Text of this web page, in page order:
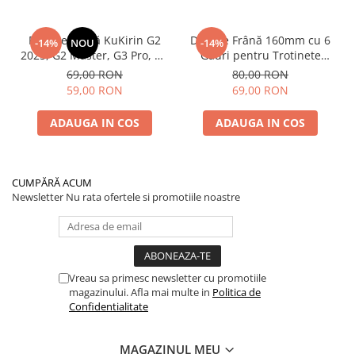
-14% NOU
Plăcuțe Frână KuKirin G2
2025, G2 Master, G3 Pro, G4
– Set 2 Bucăți (Față sau
Spate) Premium
69,00 RON
59,00 RON
ADAUGA IN COS
-14%
Disc de Frână 160mm cu 6
Găuri pentru Trotinete
Electrice KuKirin G4 (Model
2025) și KuKirin G2 –
Performanță Premium
80,00 RON
69,00 RON
ADAUGA IN COS
CUMPĂRĂ ACUM
Newsletter Nu rata ofertele si promotiile noastre
Vreau sa primesc newsletter cu promotiile
magazinului. Afla mai multe in Politica de
Confidentialitate
MAGAZINUL MEU